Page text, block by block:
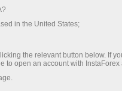
in the United States;
the relevant button below. If
to open an account with InstaForex